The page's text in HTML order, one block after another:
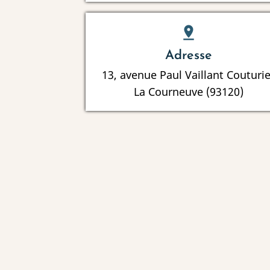
pin_drop
Adresse
13, avenue Paul Vaillant
La Courneuve (93120)